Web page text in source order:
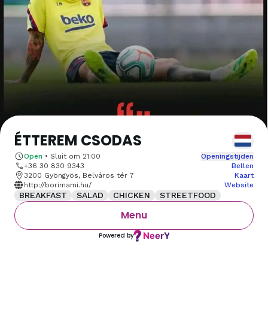
ÉTTEREM CSODAS
Open • Sluit om 21:00
Openingstijden
+36 30 830 9343
Bellen
3200 Gyöngyös, Belváros tér 7
Kaart
http://borimami.hu/
Website
BREAKFAST SALAD CHICKEN STREETFOOD
Menu
Powered by